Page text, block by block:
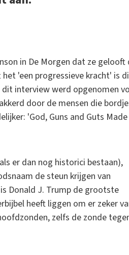
in De Morgen dat ze gelooft
'een progressieve kracht' is
interview werd opgenomen
door de mensen die
'God, Guns and Guts Made
er dan nog historici bestaan),
de steun krijgen van
Donald J. Trump de grootste
heeft liggen om er zeker
zelfs de zonde